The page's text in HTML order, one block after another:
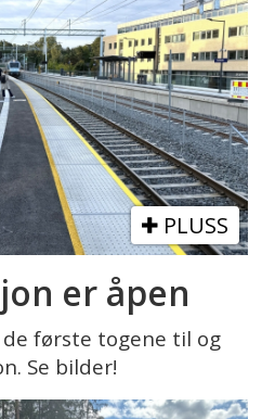
PLUSS
er åpen
første togene til og
Se bilder!